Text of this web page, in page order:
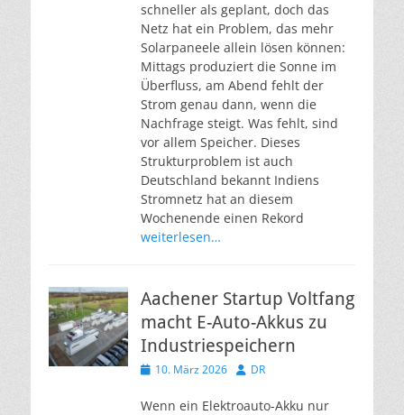
schneller als geplant, doch das
Netz hat ein Problem, das mehr
Solarpaneele allein lösen können:
Mittags produziert die Sonne im
Überfluss, am Abend fehlt der
Strom genau dann, wenn die
Nachfrage steigt. Was fehlt, sind
vor allem Speicher. Dieses
Strukturproblem ist auch
Deutschland bekannt Indiens
Stromnetz hat an diesem
Wochenende einen Rekord
weiterlesen…
Aachener Startup Voltfang
macht E-Auto-Akkus zu
Industriespeichern
Veröffentlicht
10. März 2026 Autor
DR
Wenn ein Elektroauto-Akku nur